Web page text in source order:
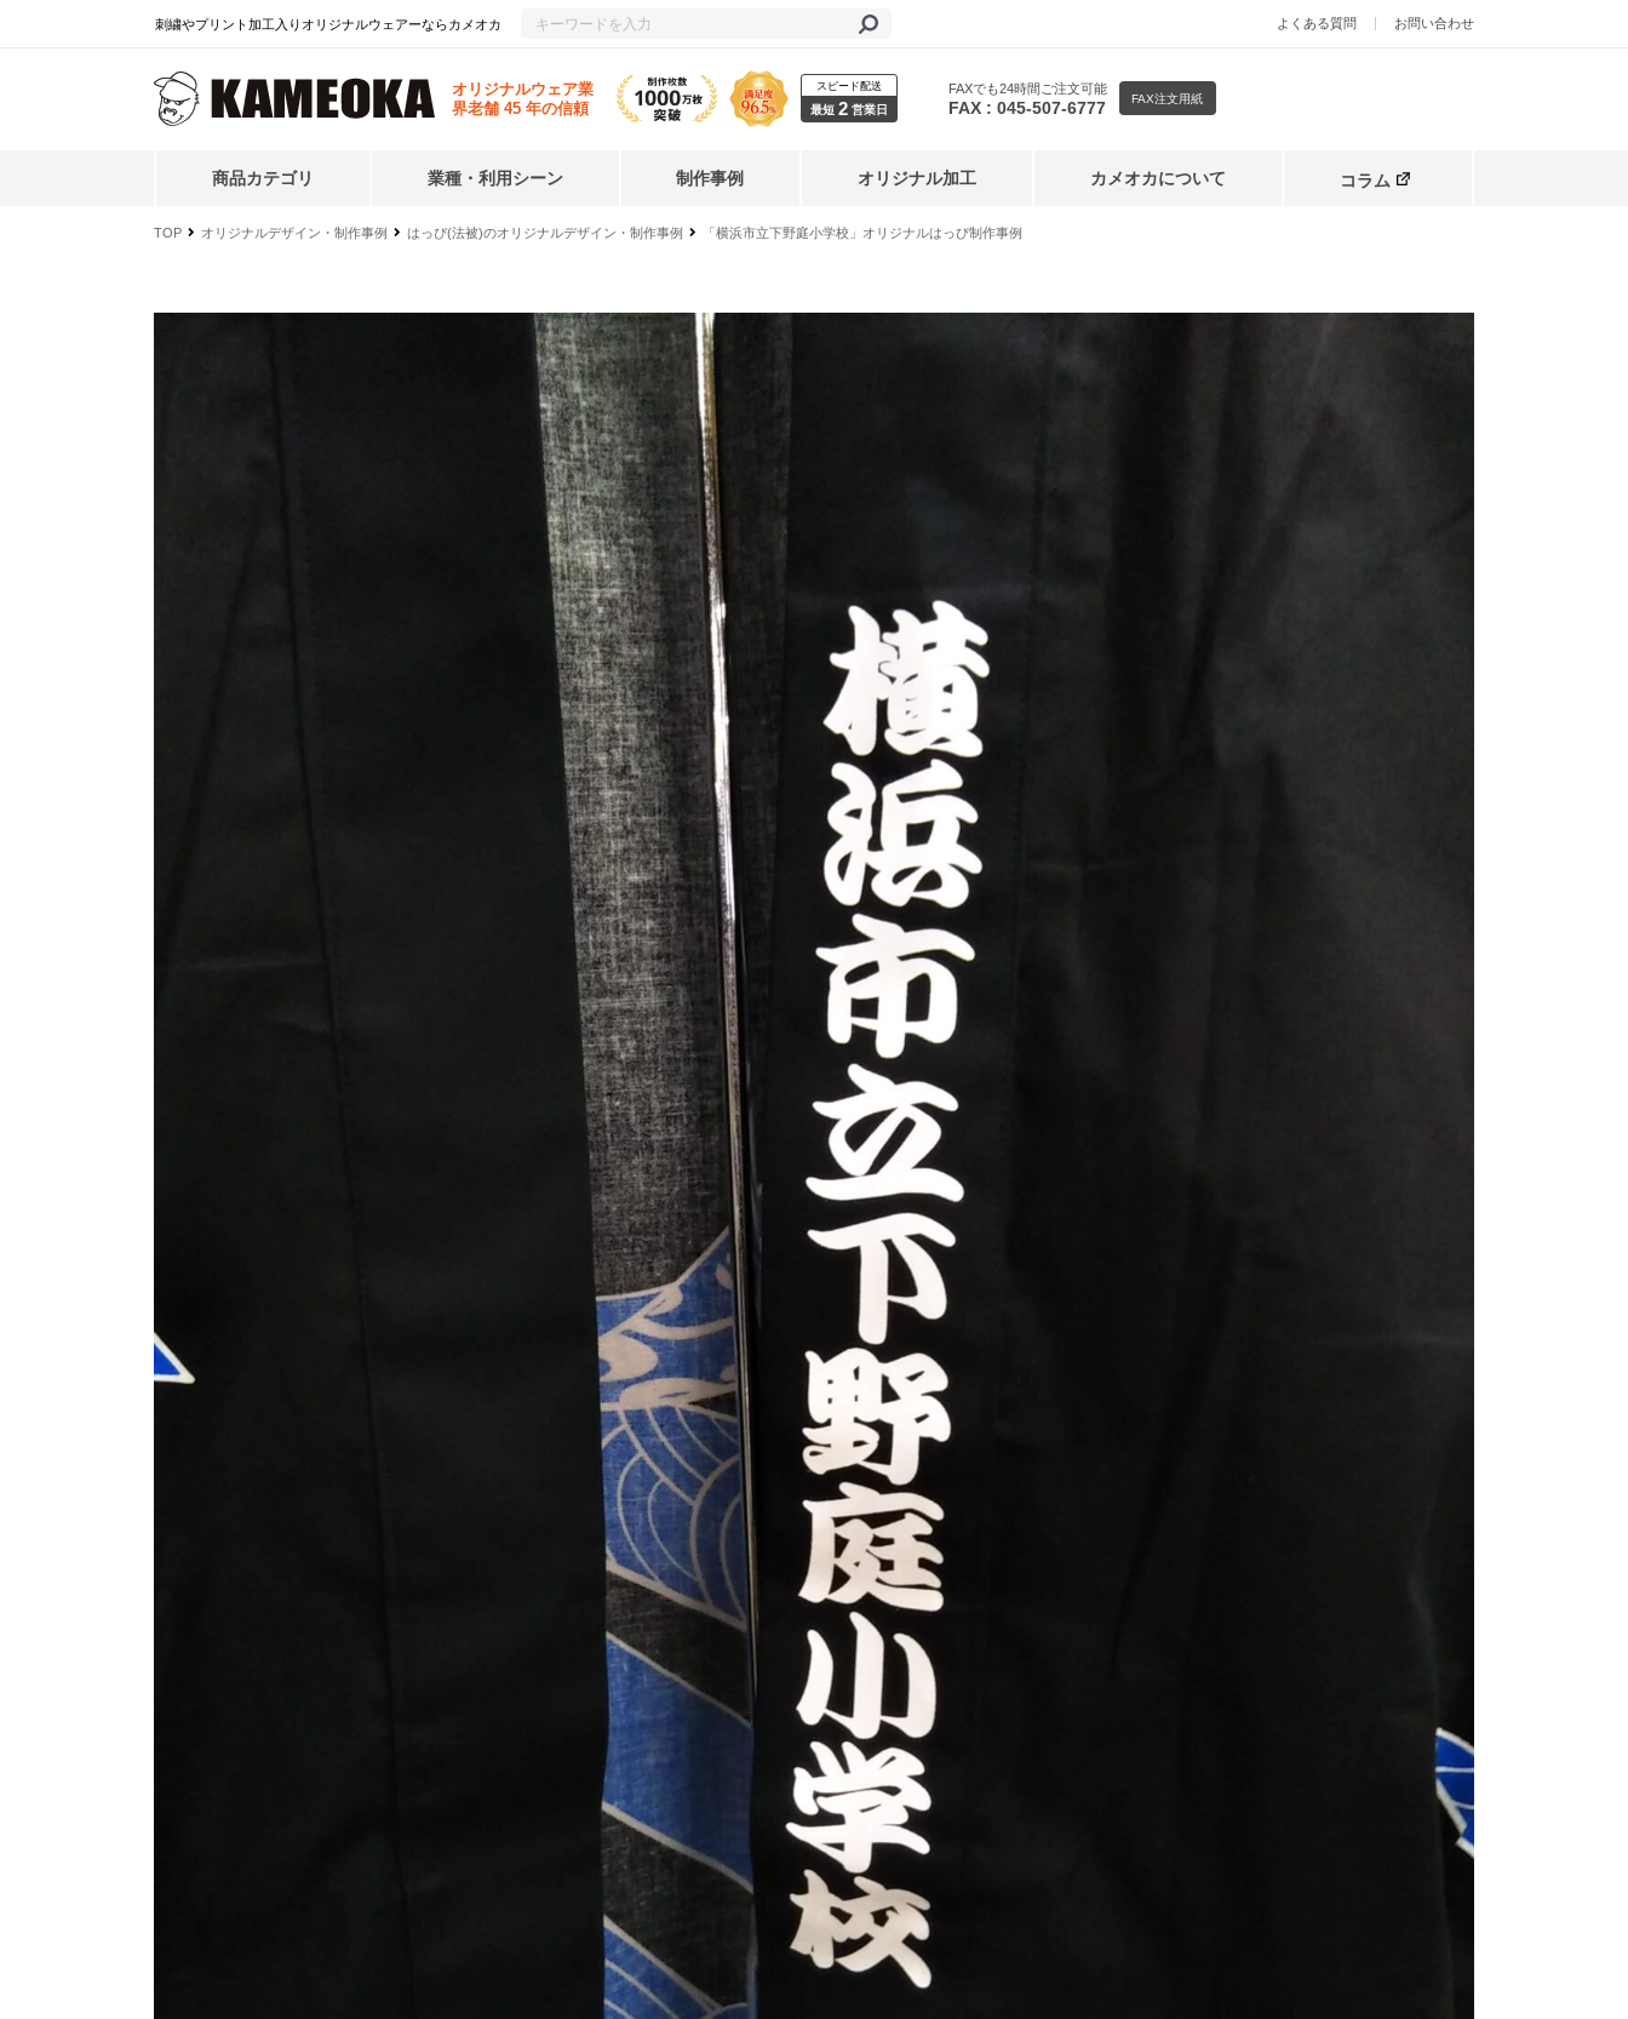
刺繍やプリント加工入りオリジナルウェアーならカメオカ よくある質問 お問い合わせ
オリジナルウェア業
界老舗 45 年の信頼
スピード配送
最短 2 営業日
FAXでも24時間ご注文可能
FAX : 045-507-6777 FAX注文用紙
商品カテゴリ 業種・利用シーン 制作事例 オリジナル加工 カメオカについて
コラム
ン
ツ
TOP オリジナルデザイン・制作事例 はっぴ(法被)のオリジナルデザイン・制作事例 「横浜市立下野庭小学校」オリジナルはっぴ制作事例